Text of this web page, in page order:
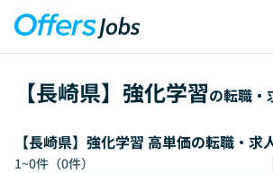
【長崎県】 強化学習の転職・
【長崎県】強化学習 高単価の転職・求
1~0件（0件）